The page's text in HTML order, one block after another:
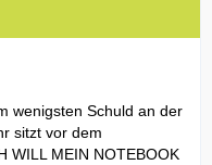
wenigsten Schuld an der
sitzt vor dem
WILL MEIN NOTEBOOK